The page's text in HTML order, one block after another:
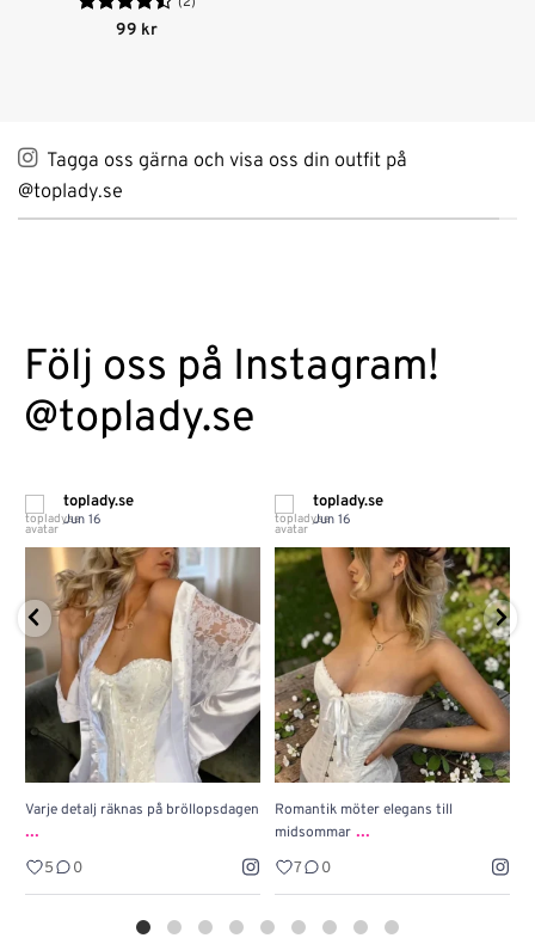
Betygsatt
99 kr
Tagga oss gärna och visa oss din outfit på
@toplady.se
Följ oss på Instagram!
@toplady.se
toplady.se
Jun 16
Varje detalj räknas på bröllopsdagen
...
5 0
toplady.se
Jun 16
Romantik möter elegans till
midsommar ...
7 0